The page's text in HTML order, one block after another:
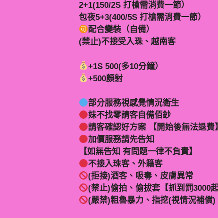
2+1(150/2S 打槍需消費一節）
包夜5+3(400/5S 打槍需消費一節）
配合變裝（自備）
(禁止)不接受入珠、越南客
+1S 500(多10分鐘）
+500顏射
部分服務視感覺情況衛生
妹不找零請客自備佰鈔
請客確認好方案 【開始後無法退費
加價服務請先告知
【如無告知 有問題一律不負責】
不接入珠客、外籍客
(拒接)酒客、吸毒、皮膚異常
(禁止)偷拍、偷拔套【抓到罰3000
(嚴禁)粗魯暴力、指挖(視情況補償)